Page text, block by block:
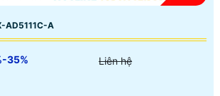
AD5111C-A
35% Liên hệ